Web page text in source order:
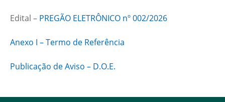
Edital – PREGÃO ELETRÔNICO nº 002/2026
Anexo I – Termo de Referência
Publicação de Aviso – D.O.E.